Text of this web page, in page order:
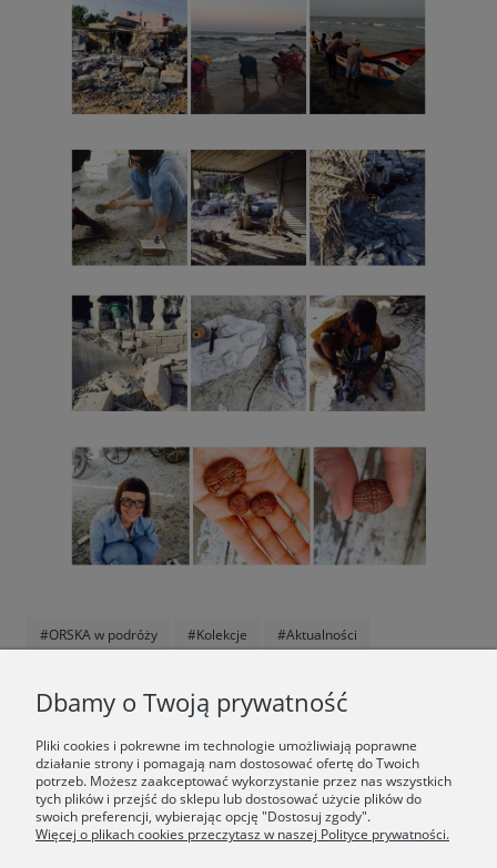
#ORSKA w podróży #Kolekcje #Aktualności
ŚWIAT ORSKA
Dołącz do nas:
Dbamy o Twoją prywatność
Pliki cookies i pokrewne im technologie umożliwiają poprawne
działanie strony i pomagają nam dostosować ofertę do Twoich
potrzeb. Możesz zaakceptować wykorzystanie przez nas wszystkich
tych plików i przejść do sklepu lub dostosować użycie plików do
swoich preferencji, wybierając opcję "Dostosuj zgody".
Więcej o plikach cookies przeczytasz w naszej Polityce prywatności.